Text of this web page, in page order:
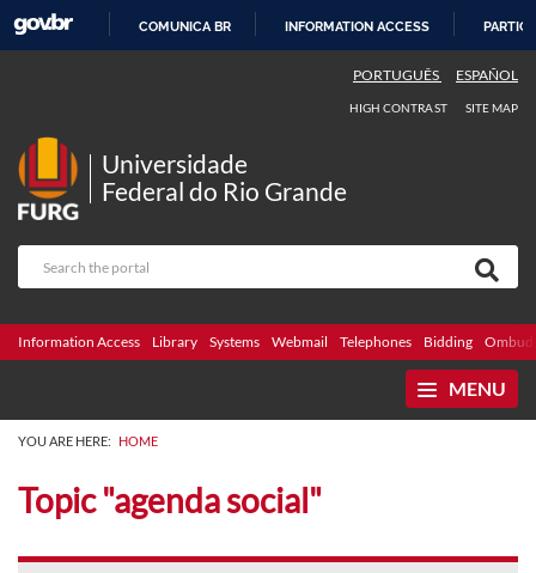
COMUNICA BR INFORMATION ACCESS
PORTUGUÊS ESPAÑOL
HIGH CONTRAST SITE MAP
Universidade
Federal do Rio Grande
Information Access Library Systems Webmail Telephones Bidding
MENU
YOU ARE HERE: HOME
Topic "agenda social"